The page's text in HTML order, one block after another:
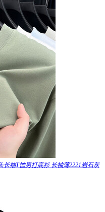
袖T恤男打底衫 长袖薄2221岩石灰